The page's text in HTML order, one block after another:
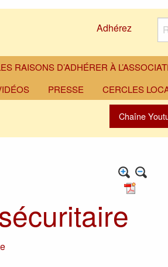
Adhérez
RAISONS D’ADHÉRER À
PRESSE CERCLES
Chaîne